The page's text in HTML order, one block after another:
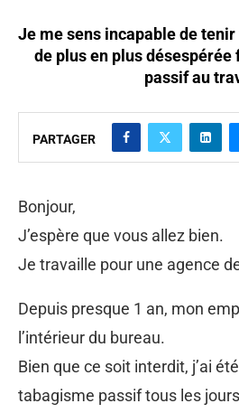
Je me sens incapable de
de plus en plus
passif au
PARTAGER
Bonjour,
J’espère que vous allez bien.
Je travaille pour une agence
Depuis presque 1 an, mon
l’intérieur du bureau.
Bien que ce soit interdit, j’ai
tabagisme passif tous les